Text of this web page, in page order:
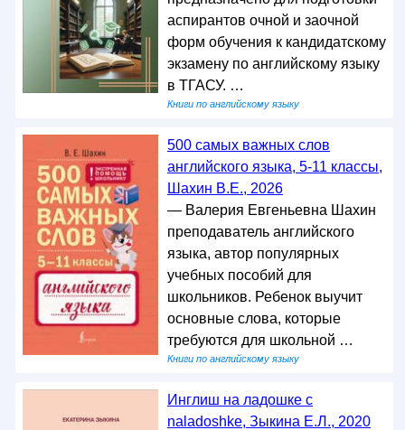
аспирантов очной и заочной
форм обучения к кандидатскому
экзамену по английскому языку
в ТГАСУ. …
Книги по английскому языку
500 самых важных слов
английского языка, 5-11 классы,
Шахин В.Е., 2026
— Валерия Евгеньевна Шахин
преподаватель английского
языка, автор популярных
учебных пособий для
школьников. Ребенок выучит
основные слова, которые
требуются для школьной …
Книги по английскому языку
Инглиш на ладошке с
naladoshke, Зыкина Е.Л., 2020